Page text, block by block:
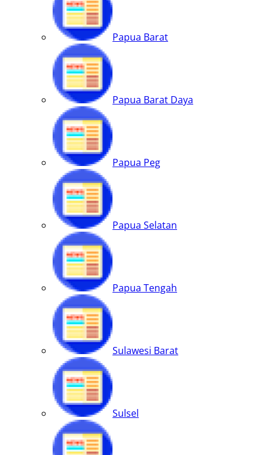
Papua Barat
Papua Barat Daya
Papua Peg
Papua Selatan
Papua Tengah
Sulawesi Barat
Sulsel